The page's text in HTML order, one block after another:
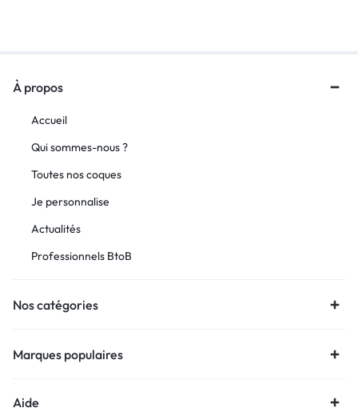
À propos
Accueil
Qui sommes-nous ?
Toutes nos coques
Je personnalise
Actualités
Professionnels BtoB
Nos catégories
Marques populaires
Aide